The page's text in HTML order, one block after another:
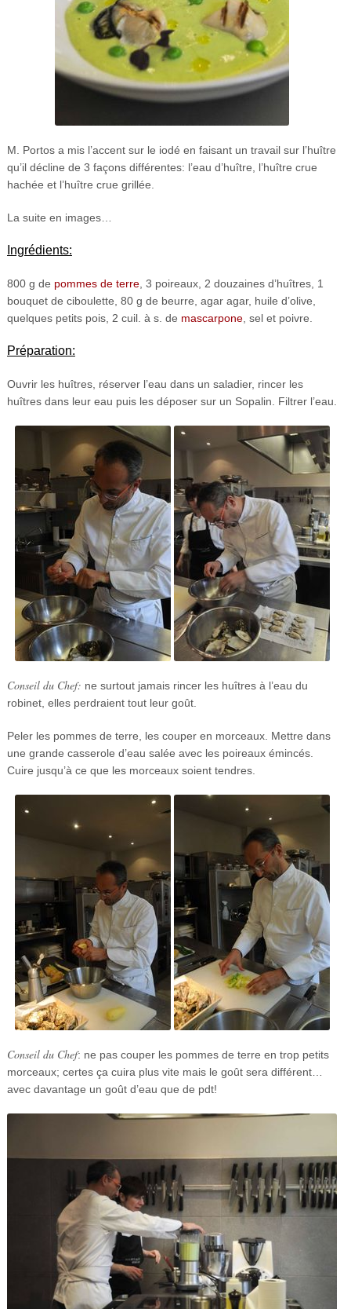
M. Portos a mis l’accent sur le iodé en faisant un travail sur l’huître
qu’il décline de 3 façons différentes: l’eau d’huître, l’huître crue
hachée et l’huître crue grillée.
La suite en images…
Ingrédients:
800 g de pommes de terre, 3 poireaux, 2 douzaines d’huîtres, 1
bouquet de ciboulette, 80 g de beurre, agar agar, huile d’olive,
quelques petits pois, 2 cuil. à s. de mascarpone, sel et poivre.
Préparation:
Ouvrir les huîtres, réserver l’eau dans un saladier, rincer les
huîtres dans leur eau puis les déposer sur un Sopalin. Filtrer l’eau.
Conseil du Chef: ne surtout jamais rincer les huîtres à l’eau du
robinet, elles perdraient tout leur goût.
Peler les pommes de terre, les couper en morceaux. Mettre dans
une grande casserole d’eau salée avec les poireaux émincés.
Cuire jusqu’à ce que les morceaux soient tendres.
Conseil du Chef: ne pas couper les pommes de terre en trop petits
morceaux; certes ça cuira plus vite mais le goût sera différent…
avec davantage un goût d’eau que de pdt!